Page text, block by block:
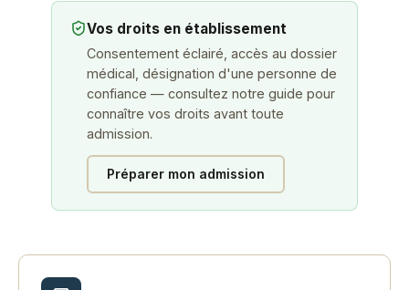
Vos droits en établissement
Consentement éclairé, accès au dossier
médical, désignation d'une personne de
confiance — consultez notre guide pour
connaître vos droits avant toute
admission.
Préparer mon admission